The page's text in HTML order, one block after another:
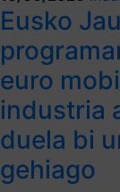
Eusko
euro
industria
duela bi
gehiago